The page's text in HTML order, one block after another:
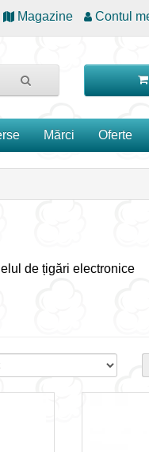
Magazine Contul
Mărci Oferte
de țigări electronice